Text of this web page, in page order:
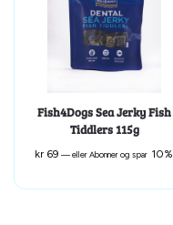
Fish4Dogs Sea Jerky Fish
Tiddlers 115g
kr 69 —eller Abonner og spar 10%